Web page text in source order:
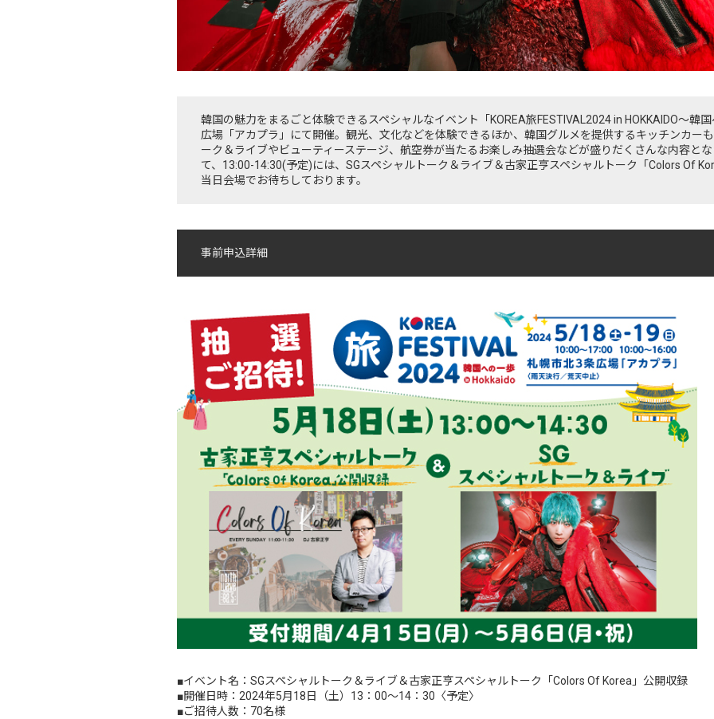
韓国の魅力をまるごと体験できるスペシャルなイベント「KOREA旅FESTIVAL2024 in HOKKAIDO～韓
広場「アカプラ」にて開催。観光、文化などを体験できるほか、韓国グルメを提供するキッチンカー
ーク＆ライブやビューティーステージ、航空券が当たるお楽しみ抽選会などが盛りだくさんな内容と
て、13:00-14:30(予定)には、SGスペシャルトーク＆ライブ＆古家正亨スペシャルトーク「Colors Of
当日会場でお待ちしております。
事前申込詳細
■イベント名：SGスペシャルトーク＆ライブ＆古家正亨スペシャルトーク「Colors Of Korea」公開収録
■開催日時：2024年5月18日（土）13：00～14：30〈予定〉
■ご招待人数：70名様